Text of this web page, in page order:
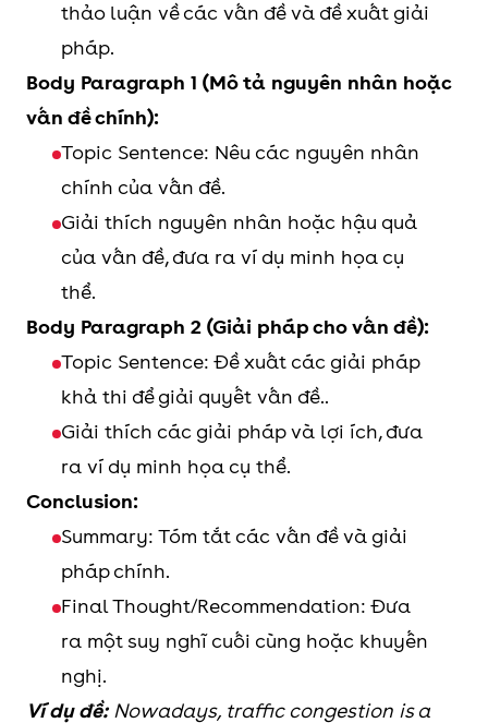
thảo luận về các vấn đề và đề xuất giải
pháp.
Body Paragraph 1 (Mô tả nguyên nhân hoặc
vấn đề chính):
Topic Sentence: Nêu các nguyên nhân
chính của vấn đề.
Giải thích nguyên nhân hoặc hậu quả
của vấn đề, đưa ra ví dụ minh họa cụ
thể.
Body Paragraph 2 (Giải pháp cho vấn đề):
Topic Sentence: Đề xuất các giải pháp
khả thi để giải quyết vấn đề..
Giải thích các giải pháp và lợi ích, đưa
ra ví dụ minh họa cụ thể.
Conclusion:
Summary: Tóm tắt các vấn đề và giải
pháp chính.
Final Thought/Recommendation: Đưa
ra một suy nghĩ cuối cùng hoặc khuyến
nghị.
Ví dụ đề: Nowadays, traffic congestion is a